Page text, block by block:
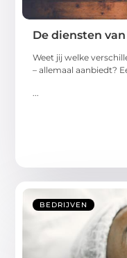
De diensten
Weet jij welke
– allemaal aanbiedt?
BEDRIJVEN